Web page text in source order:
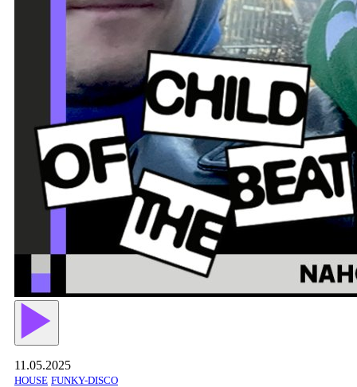
11.05.2025
HOUSE FUNKY-DISCO